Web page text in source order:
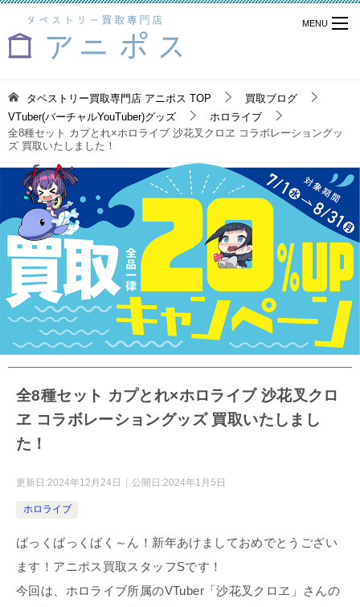
タペストリー買取専門店 アニポス TOP
買取ブログ
VTuber(バーチャルYouTuber)グッズ
ホロライブ
全8種セット カプとれ×ホロライブ 沙花叉クロヱ コラボレーショングッ
ズ 買取いたしました！
全8種セット カプとれ×ホロライブ 沙花叉クロ
ヱ コラボレーショングッズ 買取いたしまし
た！
更新日:2024年12月24日 公開日:2024年1月5日
ホロライブ
ばっくばっくばく～ん！新年あけましておめでとうござい
ます！アニポス買取スタッフSです！
今回は、ホロライブ所属のVTuber「沙花叉クロヱ」さんの